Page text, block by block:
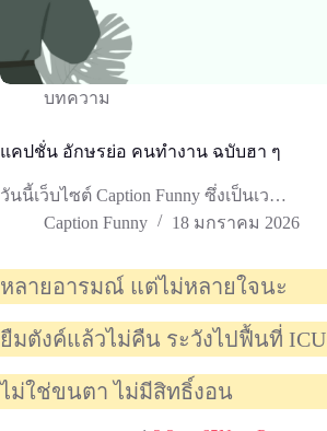
บทความ
แคปชั่น อักษรย่อ คนทำงาน ฉบับฮา ๆ
วันนี้เว็บไซต์ Caption Funny ซึ่งเป็นเว…
Caption Funny
18 มกราคม 2026
หลายอารมณ์ แต่ไม่หลายใจนะ
ยืมตังค์แล้วไม่คืน ระวังไปฟื้นที่ ICU
ไม่ใช่ขนตา ไม่มีสิทธิ์งอน